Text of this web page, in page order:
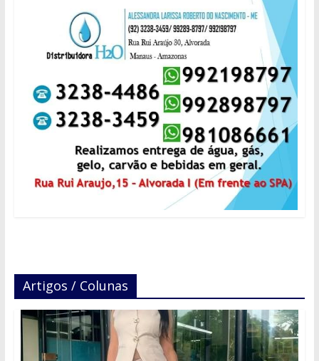
Artigos / Colunas